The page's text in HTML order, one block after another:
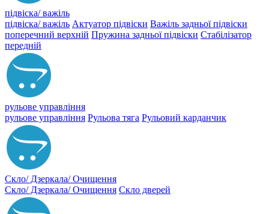
підвіска/ важіль
підвіска/ важіль Актуатор підвіски Важіль задньої підвіски
поперечний верхній Пружина задньої підвіски Стабілізатор
передній
рульове управління
рульове управління Рульова тяга Рульовий карданчик
Скло/ Дзеркала/ Очищення
Скло/ Дзеркала/ Очищення Скло дверей